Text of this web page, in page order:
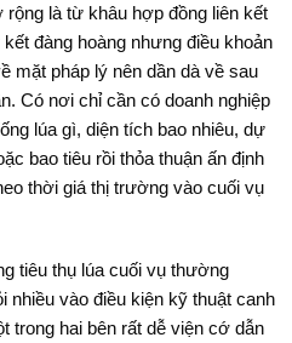
là từ khâu hợp đồng liên kết
đàng hoàng nhưng điều khoản
mặt pháp lý nên dần dà về sau
Có nơi chỉ cần có doanh nghiệp
lúa gì, diện tích bao nhiêu, dự
bao tiêu rồi thỏa thuận ấn định
thời giá thị trường vào cuối vụ
tiêu thụ lúa cuối vụ thường
nhiều vào điều kiện kỹ thuật canh
trong hai bên rất dễ viện cớ dẫn